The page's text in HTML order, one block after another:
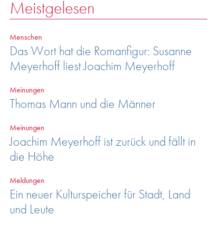
Meistgelesen
Menschen
Das Wort hat die Romanfigur: Susanne
Meyerhoff liest Joachim Meyerhoff
Meinungen
Thomas Mann und die Männer
Meinungen
Joachim Meyerhoff ist zurück und fällt in
die Höhe
Meldungen
Ein neuer Kulturspeicher für Stadt, Land
und Leute